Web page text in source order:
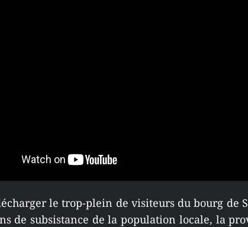
le trop-plein de visiteurs du bourg de
de subsistance de la population locale, la